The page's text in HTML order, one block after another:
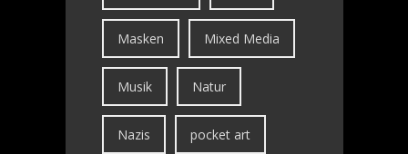
Masken Mixed Media
Musik Natur
Nazis pocket art